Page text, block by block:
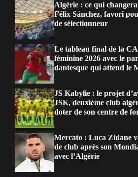
Algérie : ce qui
Félix Sánchez, favori
de sélectionneur
Le tableau final de la
féminine 2026 avec le
dantesque qui attend le
JS Kabylie : le projet
JSK, deuxième club
doter de son centre de
Mercato : Luca Zidane
de club après son
avec l’Algérie